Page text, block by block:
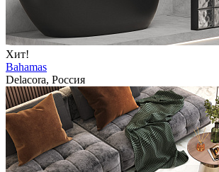
Хит!
Bahamas
Delacora, Россия